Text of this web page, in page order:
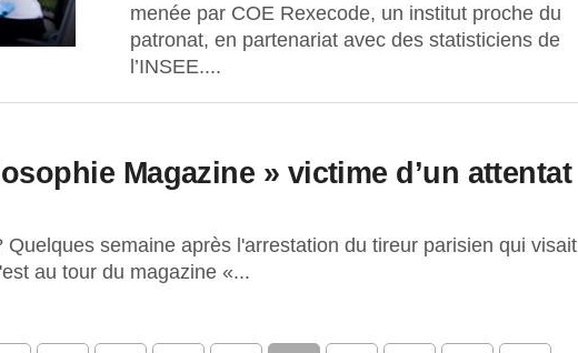
menée par COE Rexecode, un institut proche du
patronat, en partenariat avec des statisticiens de
l’INSEE....
Magazine » victime d’un attentat
semaine après l'arrestation du tireur parisien qui visait
au tour du magazine «...